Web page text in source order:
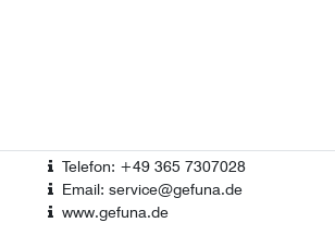
Telefon: +49 365 7307028
Email: service@gefuna.de
www.gefuna.de